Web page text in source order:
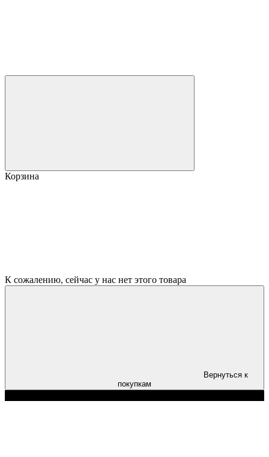
Корзина
К сожалению, сейчас у нас нет этого товара
Вернуться к
покупкам